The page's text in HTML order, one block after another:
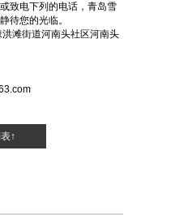
致电下列的电话，青岛雪
待您的光临。
滩街道河南头社区河南头
↑